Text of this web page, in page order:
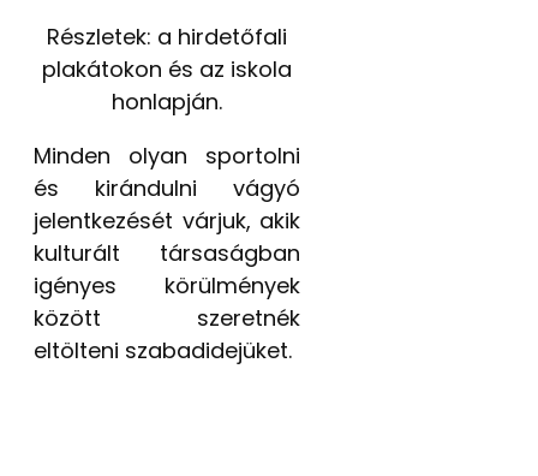
Részletek: a hirdetőfali
plakátokon és az iskola
honlapján.
Minden olyan sportolni
és kirándulni vágyó
jelentkezését várjuk, akik
kulturált társaságban
igényes körülmények
között szeretnék
eltölteni szabadidejüket.